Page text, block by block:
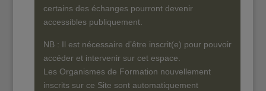
certains des échanges pourront devenir
accessibles publiquement.
NB : Il est nécessaire d’être inscrit(e) pour pouvoir
accéder et intervenir sur cet espace.
Les Organismes de Formation nouvellement
inscrits sur ce Site sont automatiquement